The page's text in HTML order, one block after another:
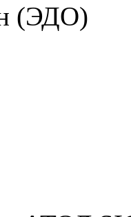
(ЭДО)